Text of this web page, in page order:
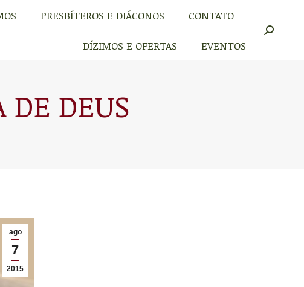
PRESBÍTEROS E DIÁCONOS CONTATO
DÍZIMOS E OFERTAS EVENTOS
Buscar
DE DEUS
ago
7
2015
PRESBÍTEROS E DIÁCONOS
CONTATO
DÍZIMOS E OFERTAS
Buscar